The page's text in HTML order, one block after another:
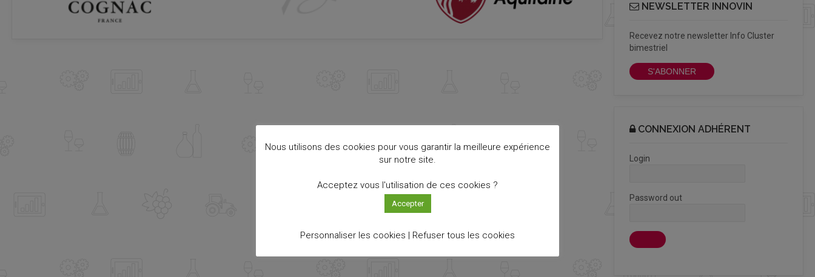
NEWSLETTER INNOVIN
Recevez notre newsletter Info Cluster
bimestriel
S'ABONNER
CONNEXION ADHÉRENT
Login
Password out
Nous utilisons des cookies pour vous garantir la meilleure expérience
sur notre site.
Acceptez vous l'utilisation de ces cookies ?
Accepter
Personnaliser les cookies | Refuser tous les cookies